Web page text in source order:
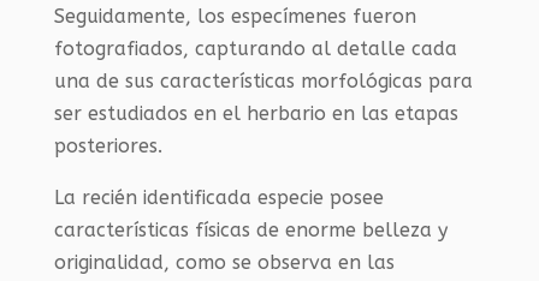
Seguidamente, los especímenes fueron
fotografiados, capturando al detalle cada
una de sus características morfológicas para
ser estudiados en el herbario en las etapas
posteriores.
La recién identificada especie posee
características físicas de enorme belleza y
originalidad, como se observa en las